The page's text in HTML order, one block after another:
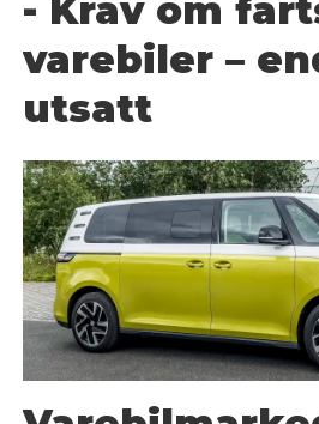
- Krav om
varebiler –
utsatt